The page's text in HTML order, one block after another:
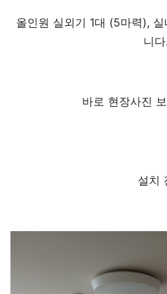
올인원 실외기 1대 (5마력),
니다.
바로 현장사진
설치